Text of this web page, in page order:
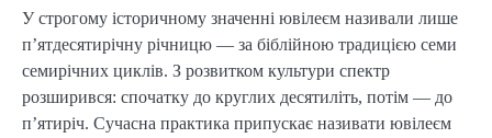
У строгому історичному значенні ювілеєм називали лише
п’ятдесятирічну річницю — за біблійною традицією семи
семирічних циклів. З розвитком культури спектр
розширився: спочатку до круглих десятиліть, потім — до
п’ятиріч. Сучасна практика припускає називати ювілеєм